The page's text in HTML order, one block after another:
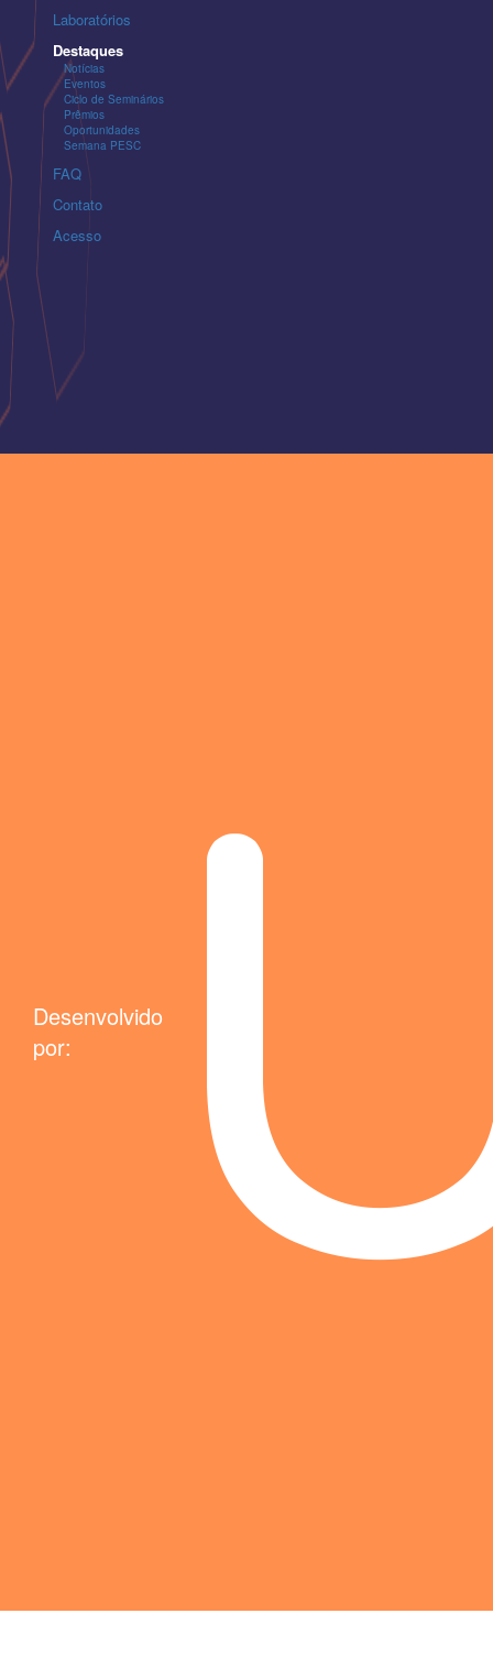
Laboratórios
Destaques
Notícias
Eventos
Ciclo de Seminários
Prêmios
Oportunidades
Semana PESC
FAQ
Contato
Acesso
Desenvolvido
por: